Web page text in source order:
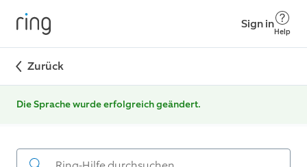
Sign in
Help
Zurück
Die Sprache wurde erfolgreich geändert.